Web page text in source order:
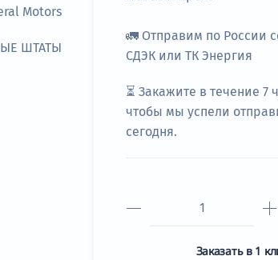
Motors
ШТАТЫ
🚛 Отправим по России
СДЭК или ТК Энергия
⏳ Закажите в течение7
чтобы мы успели
сегодня.
Заказать в 1